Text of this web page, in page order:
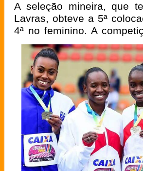
A seleção mineira, que
Lavras, obteve a 5ª
4ª no feminino. A